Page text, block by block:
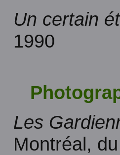
Un certain
1990
Les
Montréal,